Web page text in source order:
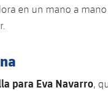
en un mano a
para Eva Navarro,